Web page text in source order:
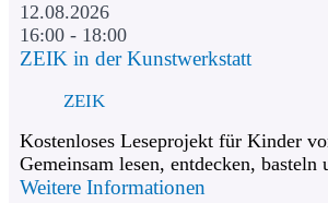
12.08.2026
16:00 - 18:00
ZEIK in der Kunstwerkstatt
ZEIK
Kostenloses Leseprojekt für Kinder
Gemeinsam lesen, entdecken, basteln
Weitere Informationen